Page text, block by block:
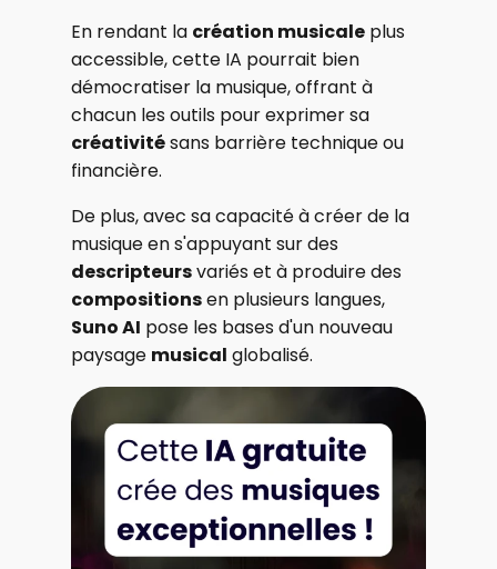
En rendant la création musicale plus
accessible, cette IA pourrait bien
démocratiser la musique, offrant à
chacun les outils pour exprimer sa
créativitésans barrière technique ou
financière.
De plus, avec sa capacité à créer de la
musique en s'appuyant sur des
descripteursvariés et à produire des
compositionsen plusieurs langues,
Suno AI pose les bases d'un nouveau
paysage musical globalisé.